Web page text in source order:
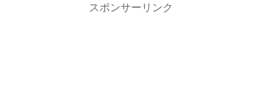
スポンサーリンク